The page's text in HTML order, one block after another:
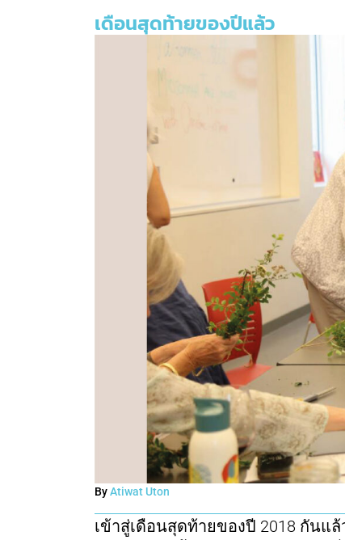
เดือนสุดท้ายของปีแล้ว
ByAtiwat Uton
เข้าสู่เดือนสุดท้ายของปี 2018 กันแ